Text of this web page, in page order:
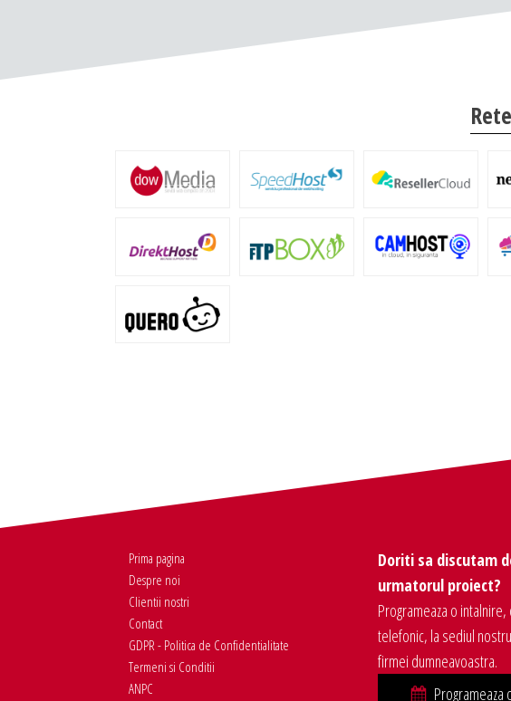
Prima pagina
Despre noi
Clientii nostri
Contact
GDPR - Politica de Confidentialitate
Termeni si Conditii
ANPC
Doriti sa discutam
urmatorul proiect?
Programeaza o
telefonic, la sediul
firmei dumneavoastra.
Programeaza